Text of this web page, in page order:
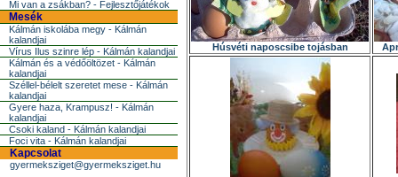
Mi van a zsákban? - Fejlesztőjátékok
Mesék
Kálmán iskolába megy - Kálmán
kalandjai
Vírus Ilus szinre lép - Kálmán kalandjai
Kálmán és a védőöltözet - Kálmán
kalandjai
Széllel-bélelt szeretet mese - Kálmán
kalandjai
Gyere haza, Krampusz! - Kálmán
kalandjai
Csoki kaland - Kálmán kalandjai
Foci vita - Kálmán kalandjai
Kapcsolat
gyermeksziget@gyermeksziget.hu
Húsvéti naposcsibe tojásban